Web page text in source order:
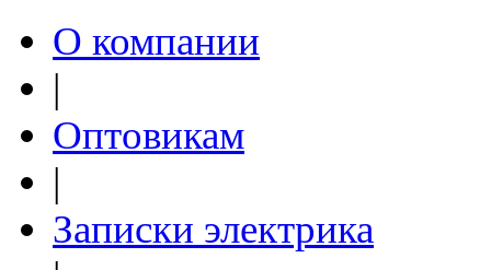
О компании
|
Оптовикам
|
Записки электрика